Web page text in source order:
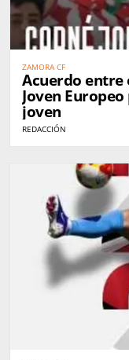
ZAMORA CF
Acuerdo entre
Joven
joven
REDACCIÓN